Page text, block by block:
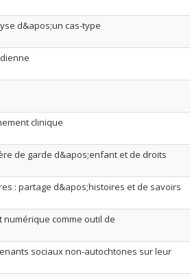
d&apos;un cas-type
clinique
de garde d&apos;enfant et de droits
: partage d&apos;histoires et de savoirs
numérique comme outil de
sociaux non-autochtones sur leur